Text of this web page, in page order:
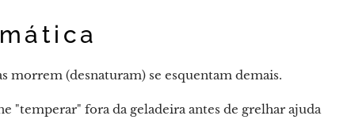
morrem (desnaturam) se esquentam demais.
"temperar" fora da geladeira antes de grelhar ajuda